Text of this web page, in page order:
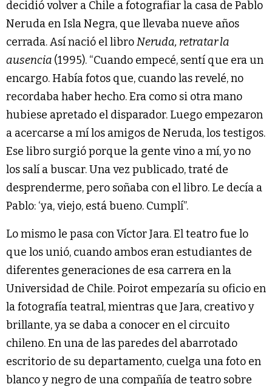
decidió volver a Chile a fotografiar la casa de Pablo
Neruda en Isla Negra, que llevaba nueve años
cerrada. Así nació el libroNeruda, retratar la
ausencia (1995). “Cuando empecé, sentí que era un
encargo. Había fotos que, cuando las revelé, no
recordaba haber hecho. Era como si otra mano
hubiese apretado el disparador. Luego empezaron
a acercarse a mí los amigos de Neruda, los testigos.
Ese libro surgió porque la gente vino a mí, yo no
los salí a buscar. Una vez publicado, traté de
desprenderme, pero soñaba con el libro. Le decía a
Pablo: ‘ya, viejo, está bueno. Cumplí”.
Lo mismo le pasa con Víctor Jara. El teatro fue lo
que los unió, cuando ambos eran estudiantes de
diferentes generaciones de esa carrera en la
Universidad de Chile. Poirot empezaría su oficio en
la fotografía teatral, mientras que Jara, creativo y
brillante, ya se daba a conocer en el circuito
chileno. En una de las paredes del abarrotado
escritorio de su departamento, cuelga una foto en
blanco y negro de una compañía de teatro sobre